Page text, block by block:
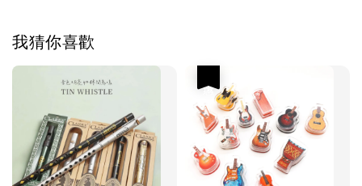
我猜你喜歡